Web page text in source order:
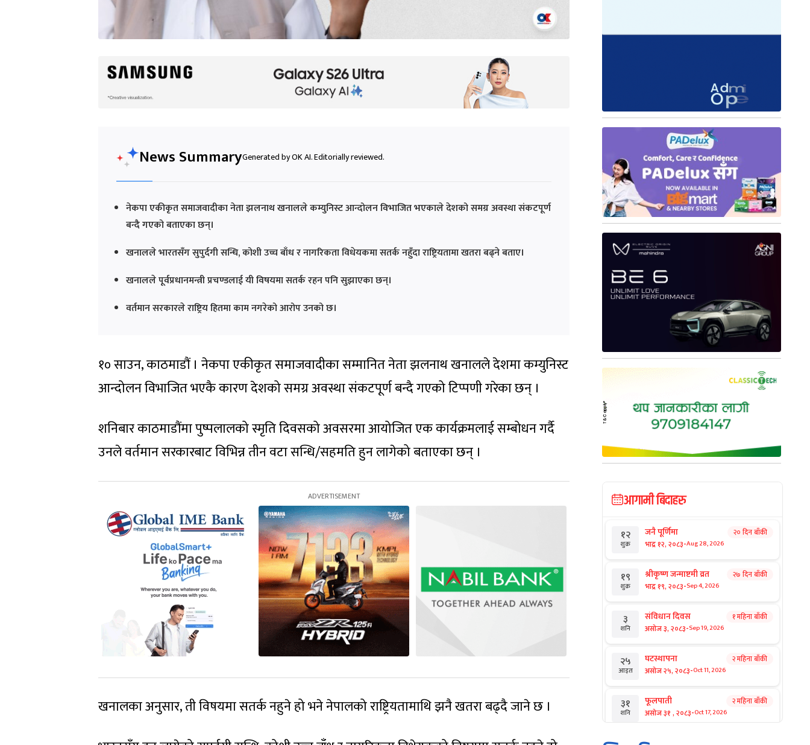
News SummaryGenerated by OK AI. Editorially reviewed.
नेकपा एकीकृत समाजवादीका नेता झलनाथ खनालले कम्युनिस्ट आन्दोलन विभाजित भएकाले देशको समग्र अवस्था संकटपूर्ण
बन्दै गएको बताएका छन्।
खनालले भारतसँग सुपुर्दगी सन्धि, कोशी उच्च बाँध र नागरिकता विधेयकमा सतर्क नहुँदा राष्ट्रियतामा खतरा बढ्ने बताए।
खनालले पूर्वप्रधानमन्त्री प्रचण्डलाई यी विषयमा सतर्क रहन पनि सुझाएका छन्।
वर्तमान सरकारले राष्ट्रिय हितमा काम नगरेको आरोप उनको छ।
१० साउन, काठमाडौं । नेकपा एकीकृत समाजवादीका सम्मानित नेता झलनाथ खनालले देशमा कम्युनिस्ट
आन्दोलन विभाजित भएकै कारण देशको समग्र अवस्था संकटपूर्ण बन्दै गएको टिप्पणी गरेका छन् ।
शनिबार काठमाडौंमा पुष्पलालको स्मृति दिवसको अवसरमा आयोजित एक कार्यक्रमलाई सम्बोधन गर्दै
उनले वर्तमान सरकारबाट विभिन्न तीन वटा सन्धि/सहमति हुन लागेको बताएका छन् ।
खनालका अनुसार, ती विषयमा सतर्क नहुने हो भने नेपालको राष्ट्रियतामाथि झनै खतरा बढ्दै जाने छ ।
आगामी बिदाहरु
१२
शुक्र
जनै पूर्णिमा
भाद्र १२, २०८३-Aug 28, 2026
२० दिन बाँकी
१९
शुक्र
श्रीकृष्ण जन्माष्टमी व्रत
भाद्र १९, २०८३-Sep 4, 2026
२७ दिन बाँकी
३
शनि
संविधान दिवस
असोज ३, २०८३-Sep 19, 2026
१ महिना बाँकी
२५
आइत
घटस्थापना
असोज २५, २०८३-Oct 11, 2026
२ महिना बाँकी
३१
शनि
फूलपाती
असोज ३१ , २०८३-Oct 17, 2026
२ महिना बाँकी